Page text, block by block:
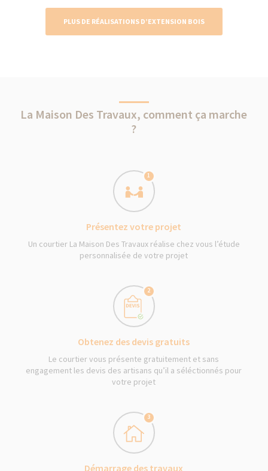
PLUS DE RÉALISATIONS D’EXTENSION BOIS
La Maison Des Travaux, comment ça marche
?
1
Présentez votre projet
Un courtier La Maison Des Travaux réalise chez vous l’étude
personnalisée de votre projet
2
Obtenez des devis gratuits
Le courtier vous présente gratuitement et sans
engagement les devis des artisans qu’il a séléctionnés pour
votre projet
3
Démarrage des travaux